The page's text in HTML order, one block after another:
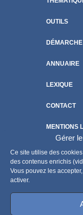
Gérer
Ce site utilise des
des contenus enrichis
Vous pouvez les
activer.
OUTILS
ANNUAIRE
LEXIQUE
CONTACT
MENTIONS